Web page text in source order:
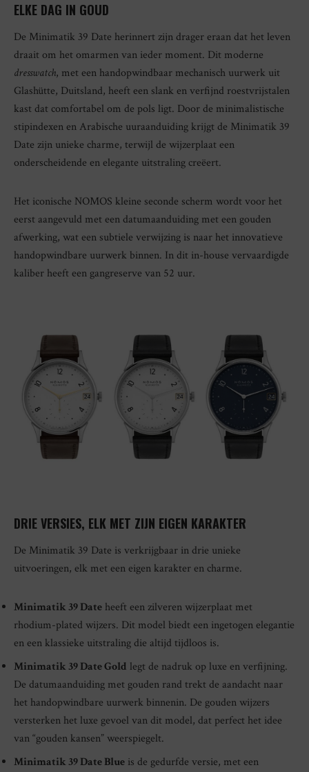
ELKE DAG IN GOUD
De Minimatik 39 Date herinnert zijn drager eraan dat het leven
draait om het omarmen van ieder moment. Dit moderne
dresswatch, met een handopwindbaar mechanisch uurwerk uit
Glashütte, Duitsland, heeft een slank en verfijnd roestvrijstalen
kast dat comfortabel om de pols ligt. Door de minimalistische
stipindexen en Arabische uuraanduiding krijgt de Minimatik 39
Date zijn unieke charme, terwijl de wijzerplaat een
onderscheidende en elegante uitstraling creëert.
Het iconische NOMOS kleine seconde scherm wordt voor het
eerst aangevuld met een datumaanduiding met een gouden
afwerking, wat een subtiele verwijzing is naar het innovatieve
handopwindbare uurwerk binnen. In dit in-house vervaardigde
kaliber heeft een gangreserve van 52 uur.
DRIE VERSIES, ELK MET ZIJN EIGEN KARAKTER
De Minimatik 39 Date is verkrijgbaar in drie unieke
uitvoeringen, elk met een eigen karakter en charme.
Minimatik 39 Date heeft een zilveren wijzerplaat met
rhodium-plated wijzers. Dit model biedt een ingetogen elegantie
en een klassieke uitstraling die altijd tijdloos is.
Minimatik 39 Date Gold legt de nadruk op luxe en verfijning.
De datumaanduiding met gouden rand trekt de aandacht naar
het handopwindbare uurwerk binnenin. De gouden wijzers
versterken het luxe gevoel van dit model, dat perfect het idee
van “gouden kansen” weerspiegelt.
Minimatik 39 Date Blue is de gedurfde versie, met een